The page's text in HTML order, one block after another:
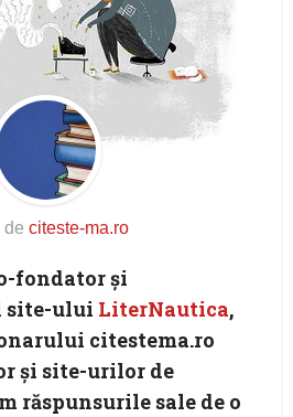
de citeste-ma.ro
fondator şi
site-ului LiterNautica,
citestema.ro
şi site-urilor de
răspunsurile sale de o